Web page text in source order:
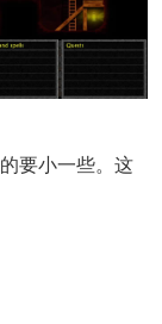
要小一些。这